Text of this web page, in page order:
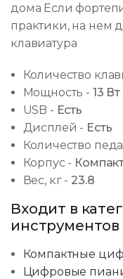
дома Если
практики, на нем
клавиатура
Количество
Мощность - 13 Вт
USB - Есть
Дисплей - Есть
Количество
Корпус -
Вес, кг - 23.8
Входит в
инструментов
Компактные
Цифровые